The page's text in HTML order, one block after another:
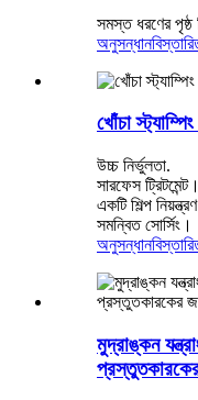
সমস্ত ধরণের পৃষ্ঠ
অনুসন্ধান
খোঁচা
উচ্চ নির্ভুলতা.
সারফেস ট্রিটমেন্ট।
একটি শিল্প
সমন্বিত সোর্সিং।
অনুসন্ধান
মুদ্রাঙ্কন
প্রস্তুতকারকের